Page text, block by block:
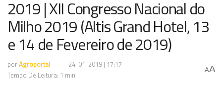
2019 | XII Congresso Nacional do
Milho 2019 (Altis Grand Hotel, 13
e 14 de Fevereiro de 2019)
porAgroportal
24-01-2019 | 17:17
Tempo De Leitura: 1 min
AA